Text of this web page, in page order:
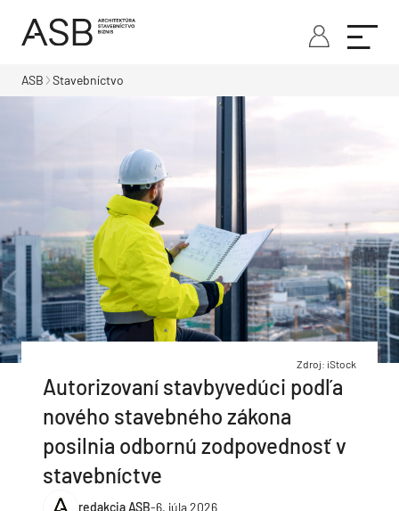
ASB Stavebníctvo
Zdroj: iStock
Autorizovaní stavbyvedúci podľa
nového stavebného zákona
posilnia odbornú zodpovednosť v
stavebníctve
redakcia ASB-6. júla 2026